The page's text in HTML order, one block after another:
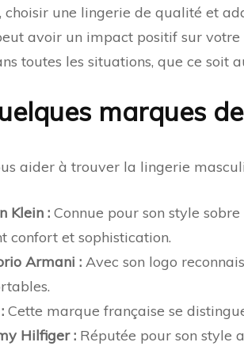
choisir une lingerie de qualité et
avoir un impact positif sur votre
toutes les situations, que ce
marques
aider à trouver la lingerie
Klein : Connue pour son style
confort et sophistication.
Armani : Avec son logo
Cette marque française se
Hilfiger : Réputée pour son style